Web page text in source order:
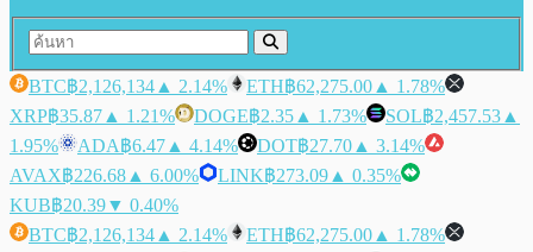
BTC฿2,126,134 ▲ 2.14% ETH฿62,275.00 ▲ 1.78%
XRP฿35.87 ▲ 1.21% DOGE฿2.35 ▲ 1.73% SOL฿2,457.53 ▲
1.95%
ADA฿6.47 ▲ 4.14% DOT฿27.70 ▲ 3.14%
AVAX฿226.68 ▲ 6.00% LINK฿273.09 ▲ 0.35%
KUB฿20.39▼ 0.40%
BTC฿2,126,134 ▲ 2.14% ETH฿62,275.00 ▲ 1.78%